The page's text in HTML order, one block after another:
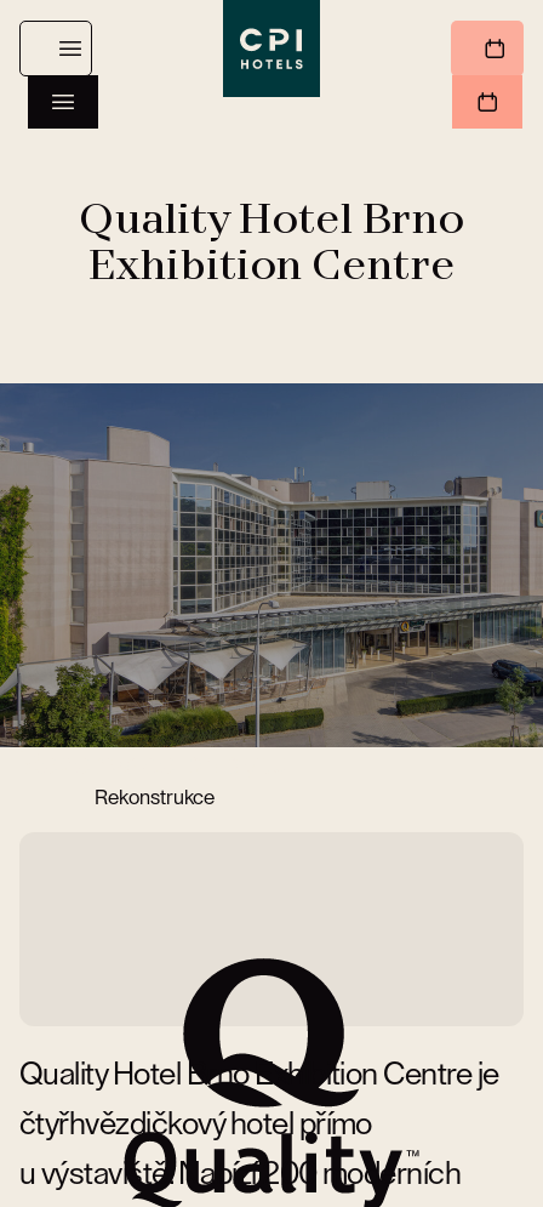
Quality Hotel Brno
Exhibition Centre
Rekonstrukce
Quality Hotel Brno Exhibition Centre je
čtyřhvězdičkový hotel přímo
u výstaviště. Nabízí 200 moderních